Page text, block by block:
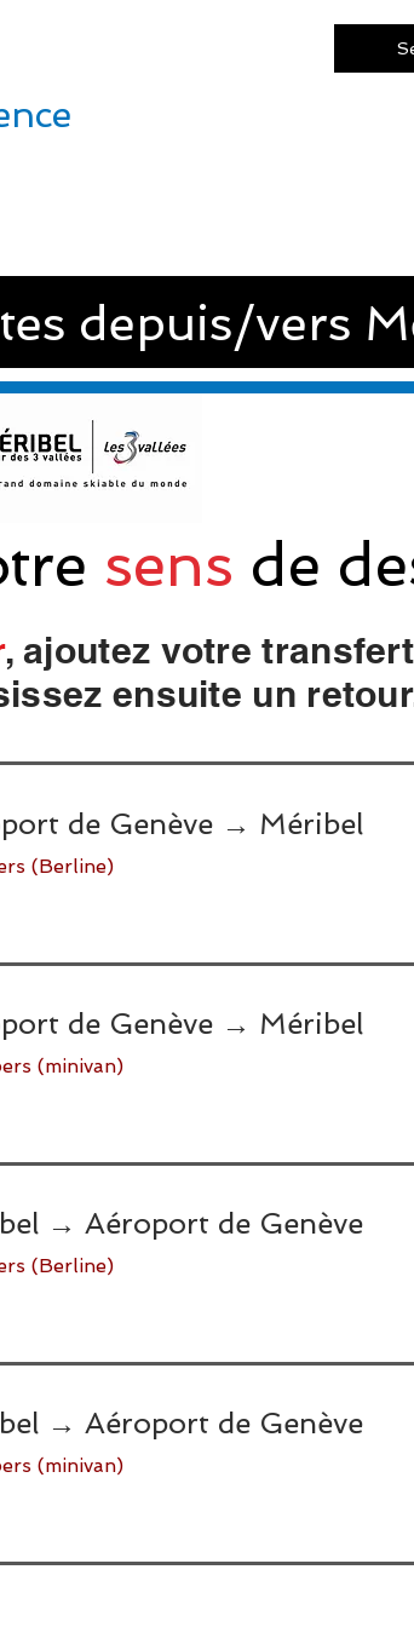
depuis/vers
sens de
, ajoutez votre
ensuite un
de Genève → Méribel
(Berline)
de Genève → Méribel
(minivan)
→ Aéroport de Genève
(Berline)
→ Aéroport de Genève
(minivan)